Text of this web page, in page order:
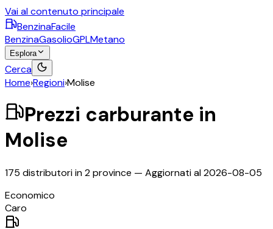
Vai al contenuto principale
BenzinaFacile
BenzinaGasolioGPLMetano
Esplora
Cerca
Home›Regioni›Molise
Prezzi carburante in
Molise
175 distributori in2province — Aggiornati al2026-08-05
Economico
Caro